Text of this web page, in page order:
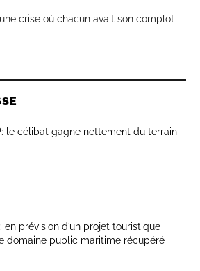
crise où chacun avait son complot
le célibat gagne nettement du terrain
en prévision d’un projet touristique
domaine public maritime récupéré